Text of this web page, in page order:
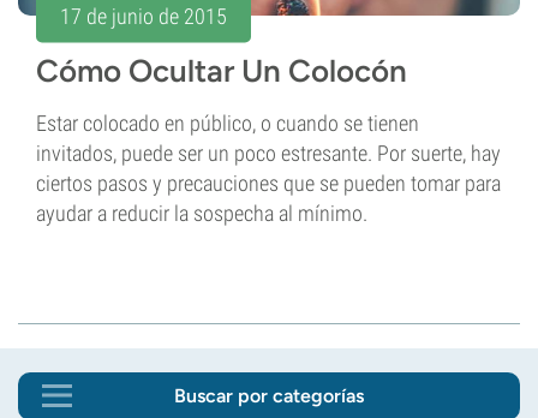
17 de junio de 2015
Cómo Ocultar Un Colocón
Estar colocado en público, o cuando se tienen
invitados, puede ser un poco estresante. Por suerte, hay
ciertos pasos y precauciones que se pueden tomar para
ayudar a reducir la sospecha al mínimo.
Buscar por categorías